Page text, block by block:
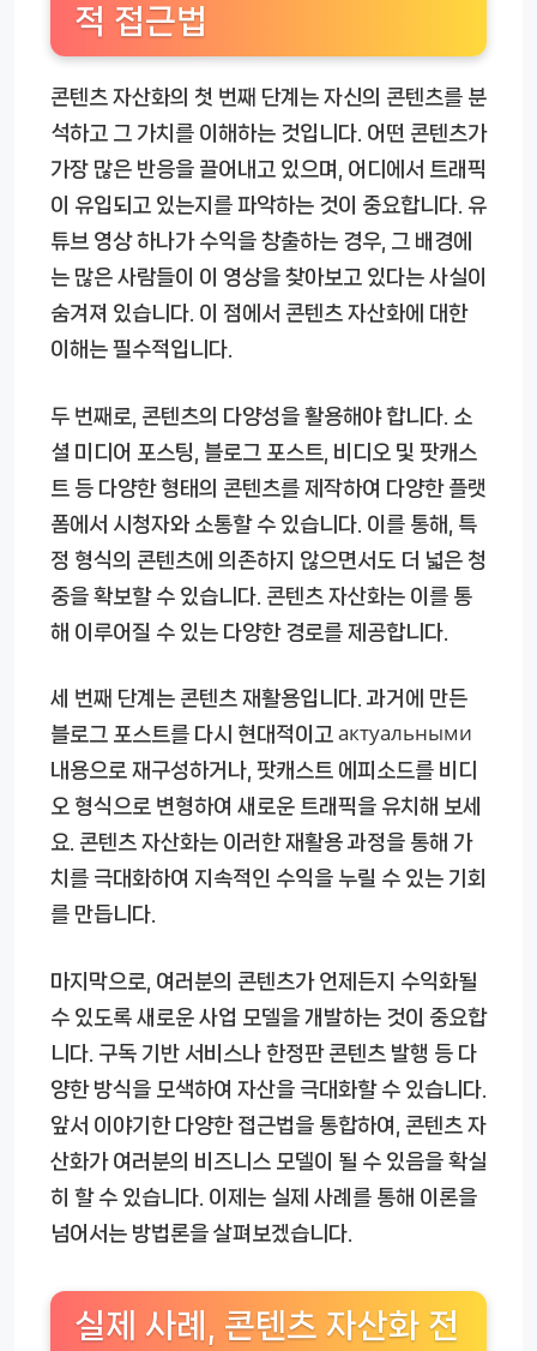
적 접근법
콘텐츠 자산화의 첫 번째 단계는 자신의 콘텐츠를 분
석하고 그 가치를 이해하는 것입니다. 어떤 콘텐츠가
가장 많은 반응을 끌어내고 있으며, 어디에서 트래픽
이 유입되고 있는지를 파악하는 것이 중요합니다. 유
튜브 영상 하나가 수익을 창출하는 경우, 그 배경에
는 많은 사람들이 이 영상을 찾아보고 있다는 사실이
숨겨져 있습니다. 이 점에서 콘텐츠 자산화에 대한
이해는 필수적입니다.
두 번째로, 콘텐츠의 다양성을 활용해야 합니다. 소
셜 미디어 포스팅, 블로그 포스트, 비디오 및 팟캐스
트 등 다양한 형태의 콘텐츠를 제작하여 다양한 플랫
폼에서 시청자와 소통할 수 있습니다. 이를 통해, 특
정 형식의 콘텐츠에 의존하지 않으면서도 더 넓은 청
중을 확보할 수 있습니다. 콘텐츠 자산화는 이를 통
해 이루어질 수 있는 다양한 경로를 제공합니다.
세 번째 단계는 콘텐츠 재활용입니다. 과거에 만든
블로그 포스트를 다시 현대적이고 актуальными
내용으로 재구성하거나, 팟캐스트 에피소드를 비디
오 형식으로 변형하여 새로운 트래픽을 유치해 보세
요. 콘텐츠 자산화는 이러한 재활용 과정을 통해 가
치를 극대화하여 지속적인 수익을 누릴 수 있는 기회
를 만듭니다.
마지막으로, 여러분의 콘텐츠가 언제든지 수익화될
수 있도록 새로운 사업 모델을 개발하는 것이 중요합
니다. 구독 기반 서비스나 한정판 콘텐츠 발행 등 다
양한 방식을 모색하여 자산을 극대화할 수 있습니다.
앞서 이야기한 다양한 접근법을 통합하여, 콘텐츠 자
산화가 여러분의 비즈니스 모델이 될 수 있음을 확실
히 할 수 있습니다. 이제는 실제 사례를 통해 이론을
넘어서는 방법론을 살펴보겠습니다.
실제 사례, 콘텐츠 자산화 전